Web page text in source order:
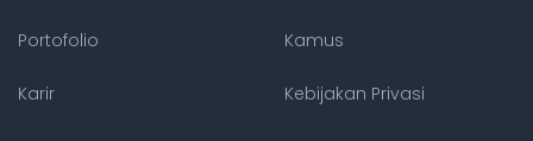
Portofolio
Karir
Kamus
Kebijakan Privasi